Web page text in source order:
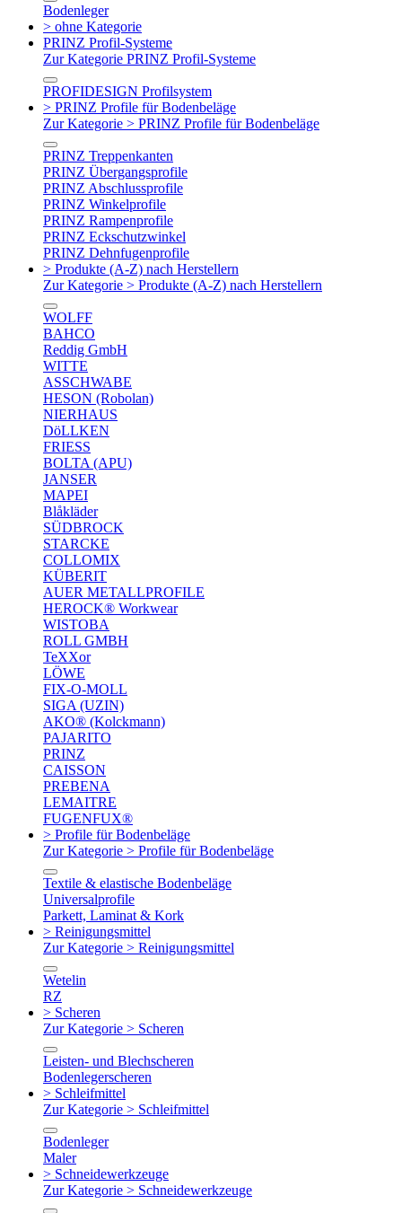
Bodenleger
> ohne Kategorie
PRINZ Profil-Systeme
Zur Kategorie PRINZ Profil-Systeme
PROFIDESIGN Profilsystem
> PRINZ Profile für Bodenbeläge
Zur Kategorie > PRINZ Profile für Bodenbeläge
PRINZ Treppenkanten
PRINZ Übergangsprofile
PRINZ Abschlussprofile
PRINZ Winkelprofile
PRINZ Rampenprofile
PRINZ Eckschutzwinkel
PRINZ Dehnfugenprofile
> Produkte (A-Z) nach Herstellern
Zur Kategorie > Produkte (A-Z) nach Herstellern
WOLFF
BAHCO
Reddig GmbH
WITTE
ASSCHWABE
HESON (Robolan)
NIERHAUS
DöLLKEN
FRIESS
BOLTA (APU)
JANSER
MAPEI
Blåkläder
SÜDBROCK
STARCKE
COLLOMIX
KÜBERIT
AUER METALLPROFILE
HEROCK® Workwear
WISTOBA
ROLL GMBH
TeXXor
LÖWE
FIX-O-MOLL
SIGA (UZIN)
AKO® (Kolckmann)
PAJARITO
PRINZ
CAISSON
PREBENA
LEMAITRE
FUGENFUX®
> Profile für Bodenbeläge
Zur Kategorie > Profile für Bodenbeläge
Textile & elastische Bodenbeläge
Universalprofile
Parkett, Laminat & Kork
> Reinigungsmittel
Zur Kategorie > Reinigungsmittel
Wetelin
RZ
> Scheren
Zur Kategorie > Scheren
Leisten- und Blechscheren
Bodenlegerscheren
> Schleifmittel
Zur Kategorie > Schleifmittel
Bodenleger
Maler
> Schneidewerkzeuge
Zur Kategorie > Schneidewerkzeuge